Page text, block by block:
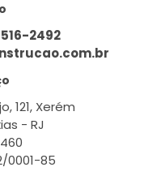
2492
121, Xerém
- RJ
0001-85